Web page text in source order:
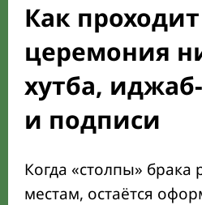
Как проходит
церемония
хутба,
и подписи
Когда «столпы» брака
местам, остаётся